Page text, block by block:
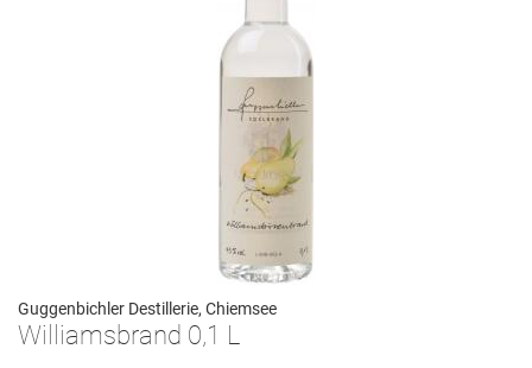
Guggenbichler Destillerie, Chiemsee
Williamsbrand 0,1 L